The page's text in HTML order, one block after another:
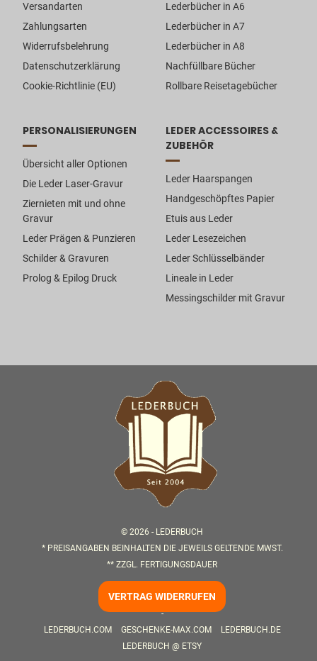
Versandarten
Zahlungsarten
Widerrufsbelehrung
Datenschutzerklärung
Cookie-Richtlinie (EU)
Lederbücher in A6
Lederbücher in A7
Lederbücher in A8
Nachfüllbare Bücher
Rollbare Reisetagebücher
PERSONALISIERUNGEN
Übersicht aller Optionen
Die Leder Laser-Gravur
Ziernieten mit und ohne
Gravur
Leder Prägen & Punzieren
Schilder & Gravuren
Prolog & Epilog Druck
LEDER ACCESSOIRES &
ZUBEHÖR
Leder Haarspangen
Handgeschöpftes Papier
Etuis aus Leder
Leder Lesezeichen
Leder Schlüsselbänder
Lineale in Leder
Messingschilder mit Gravur
© 2026 - LEDERBUCH
* PREISANGABEN BEINHALTEN DIE JEWEILS GELTENDE MWST.
** ZZGL. FERTIGUNGSDAUER
VERTRAG WIDERRUFEN
-
LEDERBUCH.COM
GESCHENKE-MAX.COM
LEDERBUCH.DE
LEDERBUCH @ ETSY